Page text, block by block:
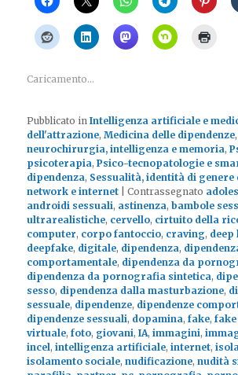
Caricamento...
Pubblicato in Intelligenza artificiale e
dell'attrazione,Medicina delle dipendenze
neurochirurgia, intelligenza e memoria,
psicoterapia,Psico-tecnopatologie e
dipendenza, Sessualità, identità di genere
network e internet
|Contrassegnato
androidi sessuali, astinenza,bambole
ultrarealistiche, cervello, cirtuito della
computer, corpo fantoccio, craving, deep
deepfake, digitale, dipendenza,
comportamentale, dipendenza da
dipendenza da pornografia sintetica,
sesso, dipendenza dalla masturbazione,
sessuale, dipendenze, dipendenze
dipendenze sessuali, dopamina,fake,fake
virtuale,foto, giovani,IA,immagini,
incel ,intelligenza artificiale,internet,
isolamento sociale,nudificazione,nudità